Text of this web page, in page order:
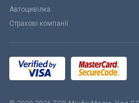
Автоцивілка
Страхові компанії